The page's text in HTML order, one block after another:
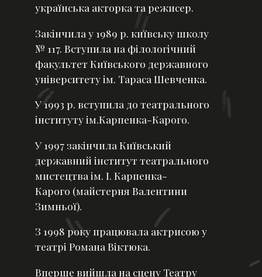
українська акторка та режисер.
Закінчила у 1989 р. київську школу
№ 117. Вступила на філологічний
факультет Київського державного
університету ім. Тараса Шевченка.
У 1993 р. вступила до театрального
інституту ім.Карпенка-Карого.
У 1997 закінчила Київський
державний інститут театрального
мистецтва ім. І. Карпенка-
Карого (майстерня Валентини
Зимньої).
З 1998 року працювала актрисою у
театрі Романа Віктюка.
Вперше вийшла на сцену Театру